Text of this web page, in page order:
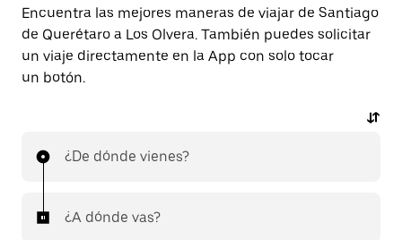
Encuentra las mejores maneras de viajar de Santiago
de Querétaro a Los Olvera. También puedes solicitar
un viaje directamente en la App con solo tocar
un botón.
¿De dónde vienes?
¿A dónde vas?